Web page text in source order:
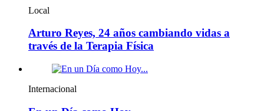
Local
Arturo Reyes, 24 años cambiando vidas a
través de la Terapia Física
Internacional